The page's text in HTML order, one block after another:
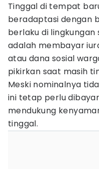
Tinggal di tempat
beradaptasi dengan
berlaku di lingkungan
adalah membayar
atau dana sosial
pikirkan saat masih
Meski nominalnya
ini tetap perlu
mendukung
tinggal.